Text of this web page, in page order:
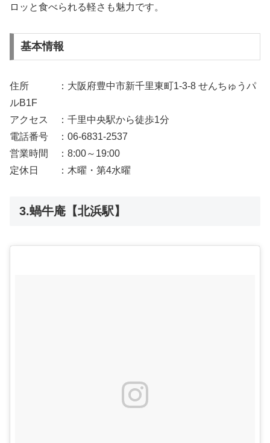
ロッと食べられる軽さも魅力です。
基本情報
住所 ：大阪府豊中市新千里東町1-3-8 せんちゅうパ
ルB1F
アクセス ：千里中央駅から徒歩1分
電話番号 ：06-6831-2537
営業時間 ：8:00～19:00
定休日 ：木曜・第4水曜
3.蝸牛庵【北浜駅】